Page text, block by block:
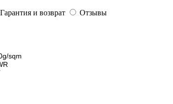
Гарантия и возврат
Отзывы
sqm